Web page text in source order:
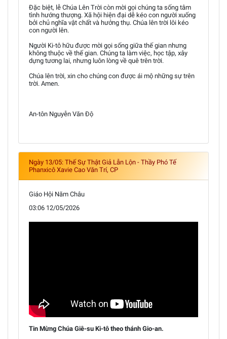
Đặc biệt, lễ Chúa Lên Trời còn mời gọi chúng ta sống tâm
tình hướng thượng. Xã hội hiện đại dễ kéo con người xuống
bởi chủ nghĩa vật chất và hưởng thụ. Chúa lên trời lôi kéo
con người lên.
Người Ki-tô hữu được mời gọi sống giữa thế gian nhưng
không thuộc về thế gian. Chúng ta làm việc, học tập, xây
dựng tương lai, nhưng luôn lòng về quê trên trời.
Chúa lên trời, xin cho chúng con được ái mộ những sự trên
trời. Amen.
An-tôn Nguyễn Văn Độ
Ngày 13/05: Thế Sự Thật Giả Lẫn Lộn - Thầy Phó Tế
Phanxicô Xavie Cao Văn Trí, CP
Giáo Hội Năm Châu
03:06 12/05/2026
Tin Mừng Chúa Giê-su Ki-tô theo thánh Gio-an.